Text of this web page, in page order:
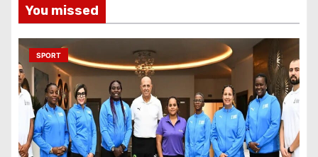
You missed
SPORT